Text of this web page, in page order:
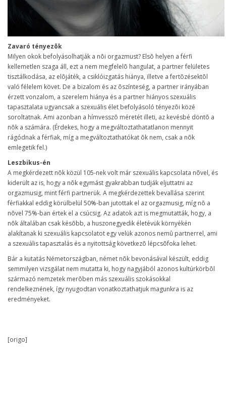
Zavaró tényezõk
Milyen okok befolyásolhatják a nõi orgazmust? Elsõ helyen a férfi
kellemetlen szaga áll, ezt a nem megfelelõ hangulat, a partner felületes
tisztálkodása, az elõjáték, a csiklóizgatás hiánya, illetve a fertõzésektõl
való félelem követ. De a bizalom és az õszínteség, a partner irányában
érzett vonzalom, a szerelem hiánya és a partner hiányos szexuális
tapasztalata ugyancsak a szexuális élet befolyásoló tényezõi közé
soroltatnak. Ami azonban a hímvesszõ méretét illeti, az kevésbé döntõ a
nõk a számára. (Érdekes, hogy a megváltoztathatatlanon mennyit
rágódnak a férfiak, míg a megváltoztathatókat õk nem, csak a nõk
emlegetik fel.)
Leszbikus-én
A megkérdezett nõk közül 105-nek volt már szexuális kapcsolata nõvel, és
kiderült az is, hogy a nõk egymást gyakrabban tudják eljuttatni az
orgazmusig, mint férfi partnerük. A megkérdezettek bevallása szerint
férfiakkal eddig körülbelül 50%-ban jutottak el az orgazmusig, míg nõ a
nõvel 75%-ban értek el a csúcsig. Az adatok azt is megmutatták, hogy, a
nõk általában csak késõbb, a huszonegyedik életévük környékén
alakítanak ki szexuális kapcsolatot egy velük azonos nemû partnerrel, ami
a szexuális tapasztalás és a nyitottság következõ lépcsõfoka lehet.
Bár a kutatás Németországban, német nõk bevonásával készült, eddig
semmilyen vizsgálat nem mutatta ki, hogy nagyjából azonos kultúrkörbõl
származó nemzetek merõben más szexuális szokásokkal
rendelkeznének, így nyugodtan vonatkoztathatjuk magunkra is az
eredményeket.
[origo]